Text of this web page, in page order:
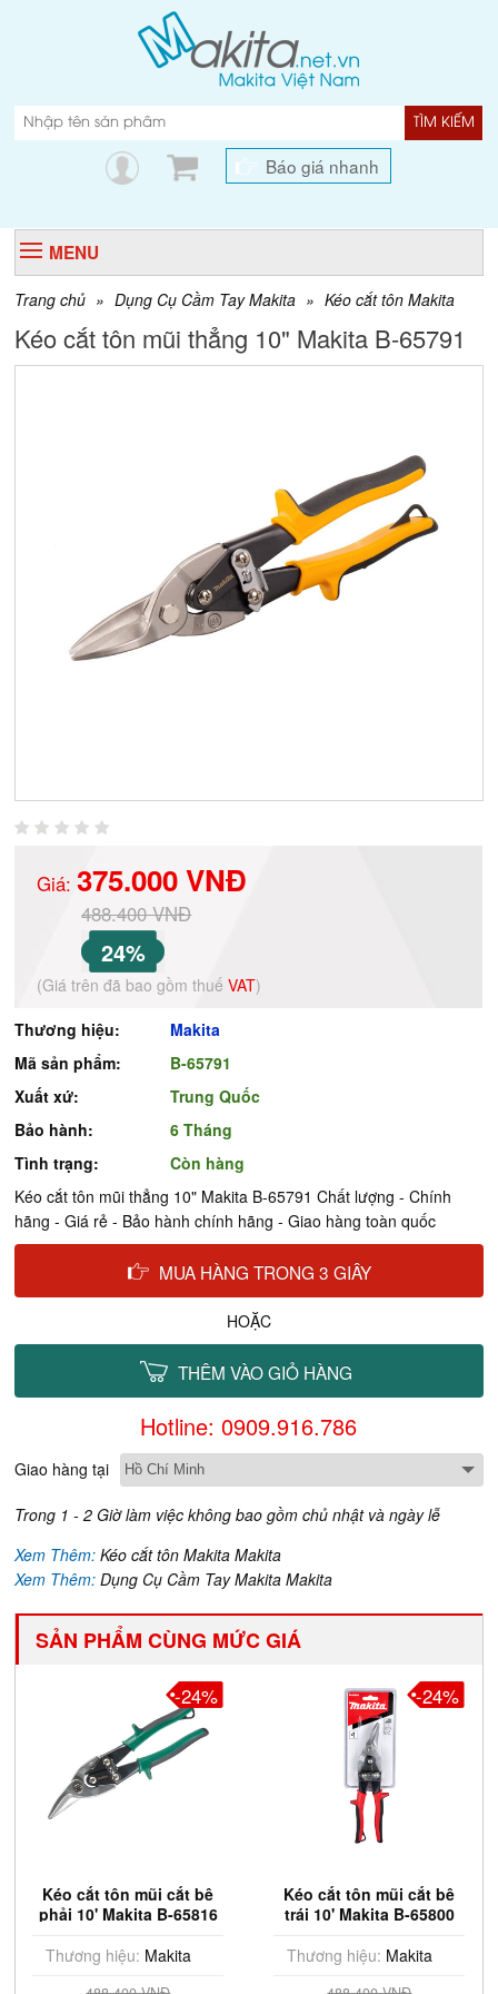
TÌM KIẾM
Báo giá nhanh
MENU
Trang chủ » Dụng Cụ Cầm Tay Makita » Kéo cắt tôn Makita
Kéo cắt tôn mũi thẳng 10" Makita B-65791
Giá:375.000 VNĐ
488.400 VNĐ
24%
(Giá trên đã bao gồm thuếVAT)
Thương hiệu:
Makita
Mã sản phẩm:
B-65791
Xuất xứ:
Trung Quốc
Bảo hành:
6 Tháng
Tình trạng:
Còn hàng
Kéo cắt tôn mũi thẳng 10" Makita B-65791 Chất lượng - Chính
hãng - Giá rẻ - Bảo hành chính hãng - Giao hàng toàn quốc
MUA HÀNG TRONG 3 GIÂY
HOẶC
THÊM VÀO GIỎ HÀNG
Hotline: 0909.916.786
Giao hàng tại
Trong 1 - 2 Giờ làm việc không bao gồm chủ nhật và ngày lễ
Xem Thêm:Kéo cắt tôn Makita Makita
Xem Thêm:Dụng Cụ Cầm Tay Makita Makita
SẢN PHẨM CÙNG MỨC GIÁ
Kéo cắt tôn mũi cắt bê
phải 10' Makita B-65816
Thương hiệu: Makita
-24%
Kéo cắt tôn mũi cắt bê
trái 10' Makita B-65800
Thương hiệu: Makita
-24%